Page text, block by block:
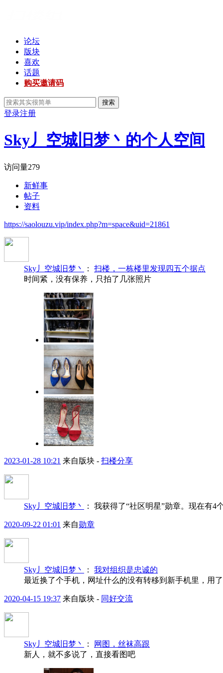
论坛
版块
喜欢
话题
购买邀请码
搜索
登录注册
Sky丿空城旧梦丶的个人空间
访问量279
新鲜事
帖子
资料
https://saolouzu.vip/index.php?m=space&uid=21861
Sky丿空城旧梦丶 ： 扫楼，一栋楼里发现四五个据点
时间紧，没有保养，只拍了几张照片
2023-01-28 10:21 来自版块 - 扫楼分享
Sky丿空城旧梦丶 ： 我获得了“社区明星”勋章。现在有4
2020-09-22 01:01 来自勋章
Sky丿空城旧梦丶 ： 我对组织是忠诚的
最近换了个手机，网址什么的没有转移到新手机里，用
2020-04-15 19:37 来自版块 - 同好交流
Sky丿空城旧梦丶 ：
网图，丝袜高跟
新人，就不多说了，直接看图吧